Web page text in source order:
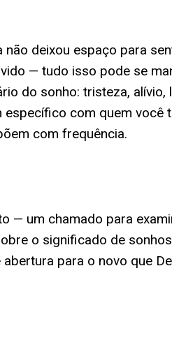
deixou espaço para
— tudo isso pode se
do sonho: tristeza, alívio,
com quem você
com frequência.
— um chamado para
o significado de sonhos
para o novo que